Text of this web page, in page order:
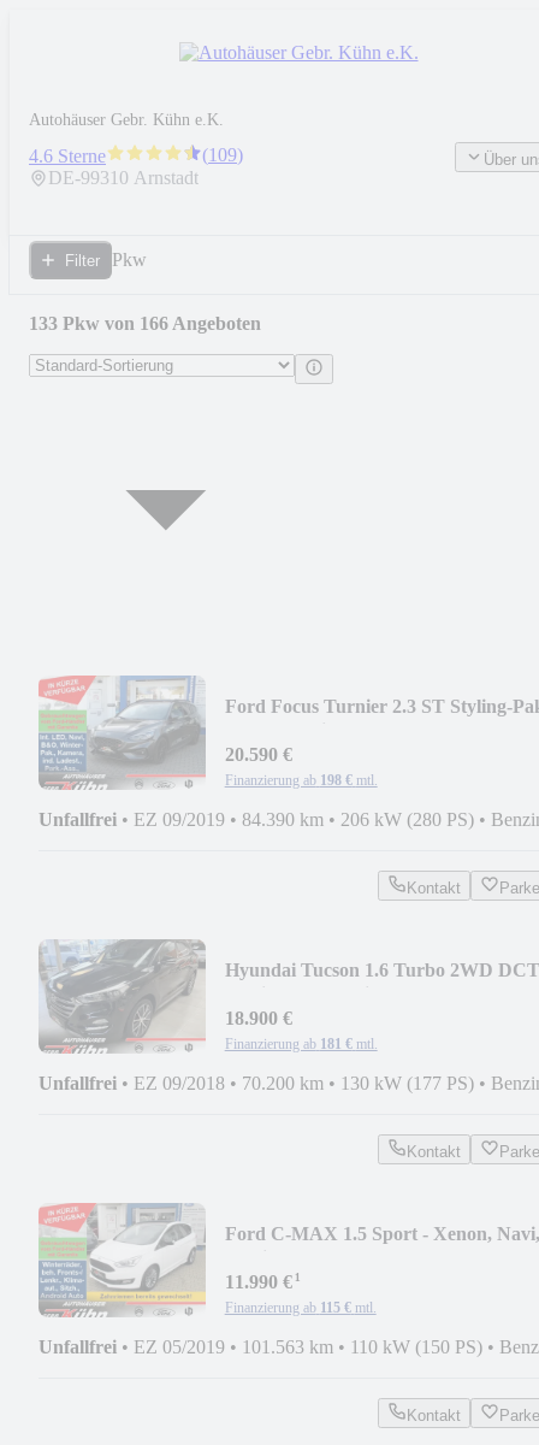
Autohäuser Gebr. Kühn e.K.
4.6 Sterne (109)
DE-99310 Arnstadt
Über
Filter Pkw
133 Pkw von 166 Angeboten
Ford Focus Turnier 2.3 ST Styling-
20.590 €
Finanzierung ab 198 € mtl.
Unfallfrei • EZ 09/2019 • 84.390 km • 206 kW (280 PS) •
Kontakt
Hyundai Tucson 1.6 Turbo 2WD DCT
18.900 €
Finanzierung ab 181 € mtl.
Unfallfrei • EZ 09/2018 • 70.200 km • 130 kW (177 PS) •
Kontakt
Ford C-MAX 1.5 Sport - Xenon, Navi,
11.990 €¹
Finanzierung ab 115 € mtl.
Unfallfrei • EZ 05/2019 • 101.563 km • 110 kW (150 PS) •
Kontakt